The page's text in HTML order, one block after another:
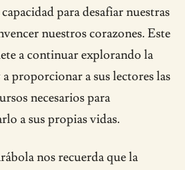
para desafiar nuestras
nuestros corazones. Este
a continuar explorando la
proporcionar a sus lectores las
necesarios para
a sus propias vidas.
nos recuerda que la